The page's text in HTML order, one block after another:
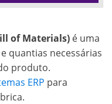
of Materials) é uma
quantias necessárias
produto.
ERP para